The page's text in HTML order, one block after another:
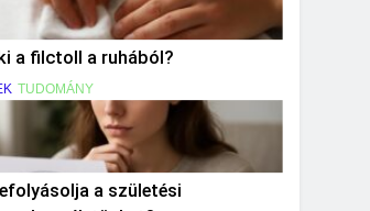
a filctoll a ruhából?
TUDOMÁNY
a születési